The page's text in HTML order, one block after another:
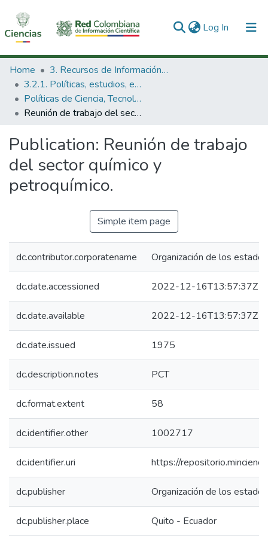
Log In (current)
Communities & Collections
All of DSpace
Statistics
Home
3. Recursos de Información Científica y Tecnológica
3.2.1. Políticas, estudios, evaluaciones e indicadores de CTeI
Políticas de Ciencia, Tecnología e Innovación
Reunión de trabajo del sector químico y petroquímico.
Publication: Reunión de trabajo
del sector químico y
petroquímico.
Simple item page
dc.contributor.corporatename Organización de los
dc.date.accessioned 2022-12-16T13:57:37Z
dc.date.available 2022-12-16T13:57:37Z
dc.date.issued 1975
dc.description.notes PCT
dc.format.extent 58
dc.identifier.other 1002717
dc.identifier.uri https://
dc.publisher Organización de los
dc.publisher.place Quito - Ecuador